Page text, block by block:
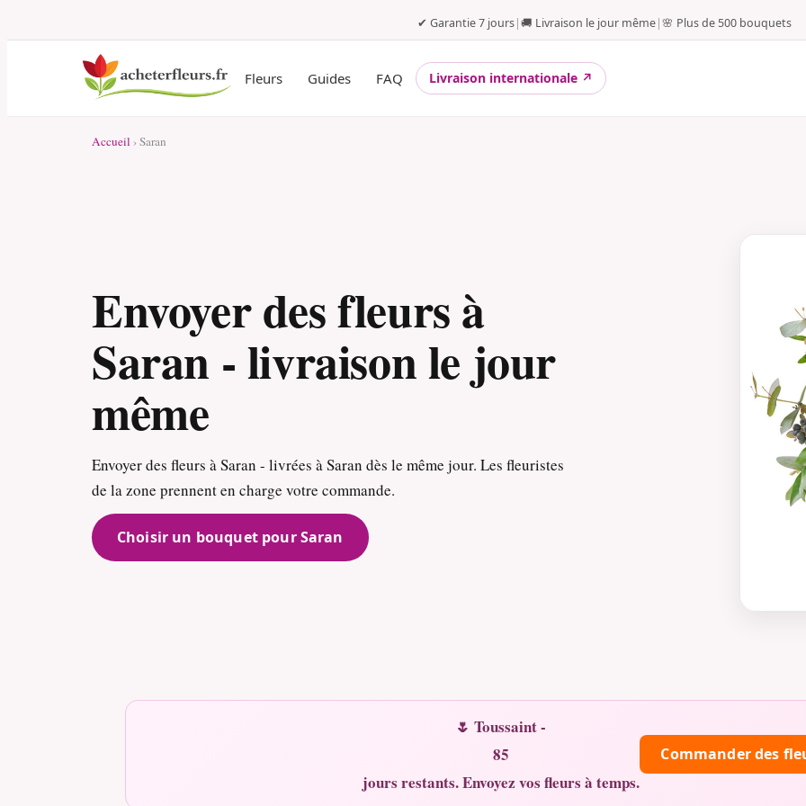
✔ Garantie 7 jours|🚚 Livraison le jour même|🌸 Plus de 500 bouquets
Fleurs Guides FAQ Livraison internationale ↗
Accueil › Saran
Envoyer des fleurs à
Saran - livraison le jour
même
Envoyer des fleurs à Saran - livrées à Saran dès le même jour. Les fleuristes
de la zone prennent en charge votre commande.
Choisir un bouquet pour Saran
🌷 Toussaint -
85
jours restants. Envoyez vos fleurs à temps.
Commander des